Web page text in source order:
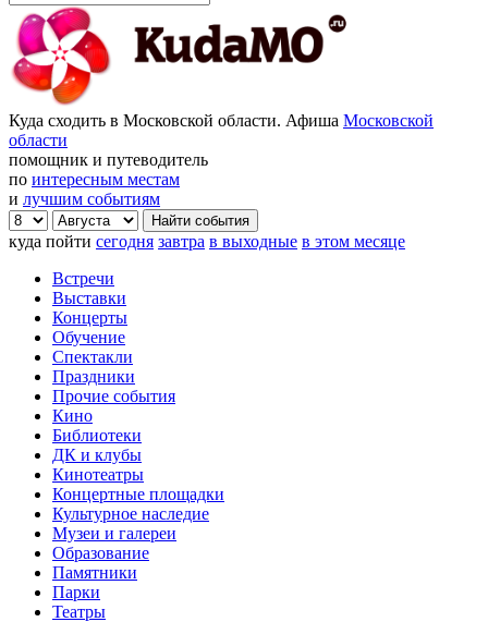
Куда сходить в Московской области. Афиша Московской
области
помощник и путеводитель
по интересным местам
и лучшим событиям
куда пойти сегодня завтра в выходные в этом месяце
Встречи
Выставки
Концерты
Обучение
Спектакли
Праздники
Прочие события
Кино
Библиотеки
ДК и клубы
Кинотеатры
Концертные площадки
Культурное наследие
Музеи и галереи
Образование
Памятники
Парки
Театры